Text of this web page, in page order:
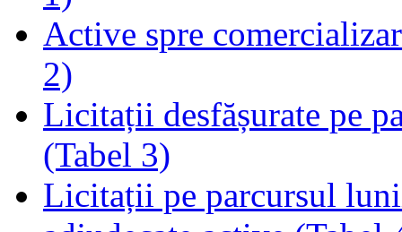
Active spre
2)
Licitații desfășurate pe
(Tabel 3)
Licitații pe parcursul